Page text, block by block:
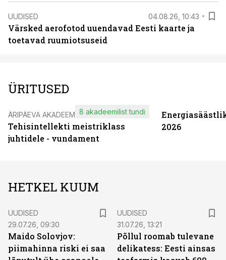
UUDISED 04.08.26, 10:43
Värsked aerofotod uuendavad Eesti kaarte ja
toetavad ruumiotsuseid
ÜRITUSED
ÄRIPÄEVA AKADEEMIA
Tehisintellekti meistriklass
juhtidele - vundament
8 akadeemilist tundi
2026
HETKEL KUUM
UUDISED
29.07.26, 09:30
Maido Solovjov:
piimahinna riski ei saa
UUDISED
31.07.26, 13:21
Põllul roomab tulevane
delikatess: Eesti ainsas